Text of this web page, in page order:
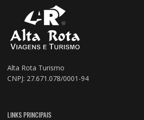
Alta Rota Turismo
CNPJ: 27.671.078/0001-94
LINKS PRINCIPAIS